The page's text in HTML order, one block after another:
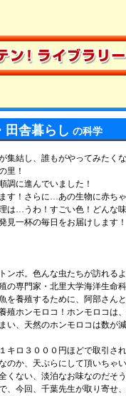
田舎暮らし の科学
結し、誰もがやってみたく
里！
調に進んでいました！
！さらに…あの生物に赤ち
は…うわ！すごい色！どんな味
見一杯の毎日をお届けします！
ボ。色んな虫たちが訪れるよ
専門家・北里大学海洋生命
を養殖するために、阿部さん
殖ホンモロコ！ホンモロコは
、天然のホンモロコは数が
ロ３０００円ほどで取引さ
のか、天ぷらにして頂いちゃ
くない、淡泊なお味なのだそ
、今回、千葉先生が取り寄せ